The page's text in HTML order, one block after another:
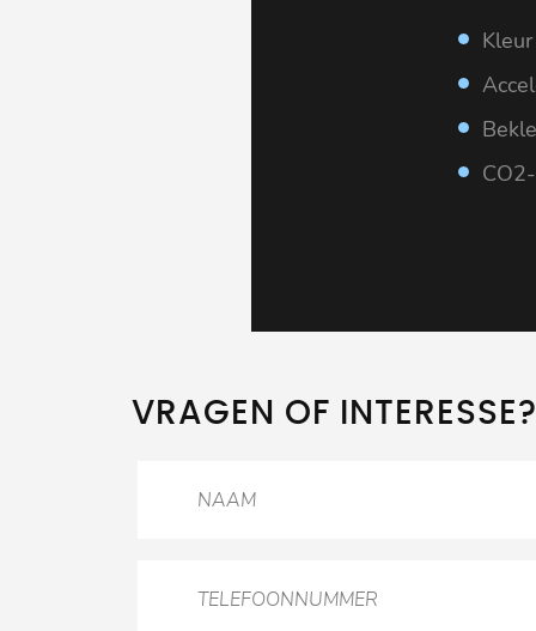
Kleur
VRAGEN OF INTERESSE?